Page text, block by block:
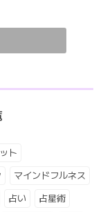
ト
マインドフルネス
占い 占星術